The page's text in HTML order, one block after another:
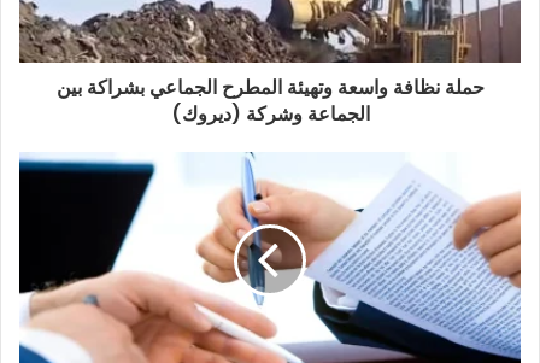
حملة نظافة واسعة وتهيئة المطرح الجماعي بشراكة بين
الجماعة وشركة (ديروك)